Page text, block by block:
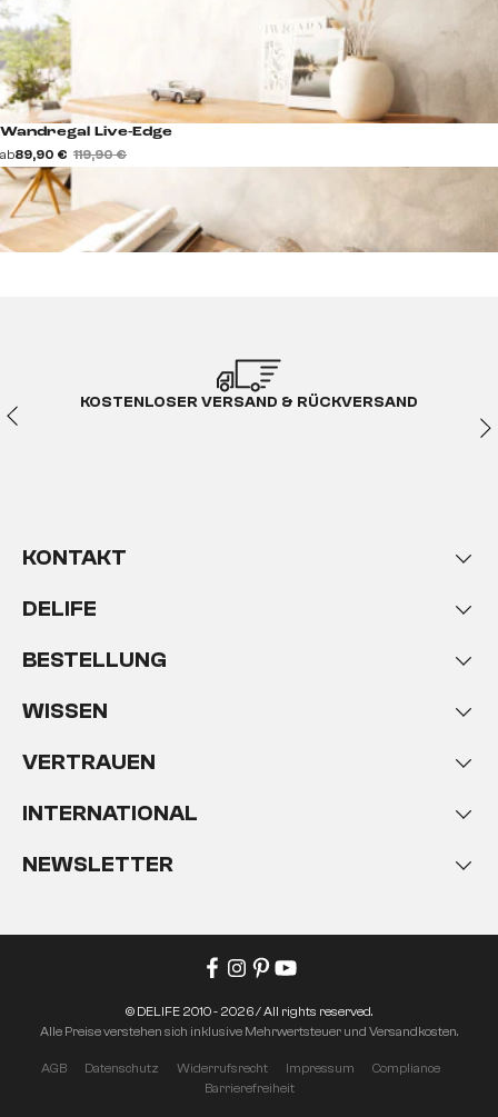
Wandregal Live-Edge
ab89,90 € 119,90 €
KOSTENLOSER VERSAND & RÜCKVERSAND
KONTAKT
DELIFE
BESTELLUNG
WISSEN
VERTRAUEN
INTERNATIONAL
NEWSLETTER
AGB Datenschutz Widerrufsrecht Impressum
Compliance
Barrierefreiheit
© DELIFE 2010 - 2026 / All rights reserved.
Alle Preise verstehen sich inklusive Mehrwertsteuer und Versandkosten.